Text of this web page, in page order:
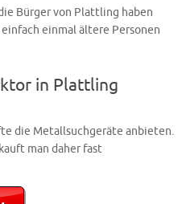
Bürger von Plattling haben
einmal ältere Personen
in Plattling
die Metallsuchgeräte anbieten.
man daher fast